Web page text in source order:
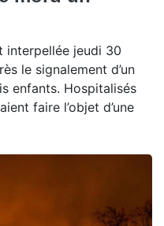
interpellée jeudi 30
le signalement d’un
enfants. Hospitalisés
faire l’objet d’une